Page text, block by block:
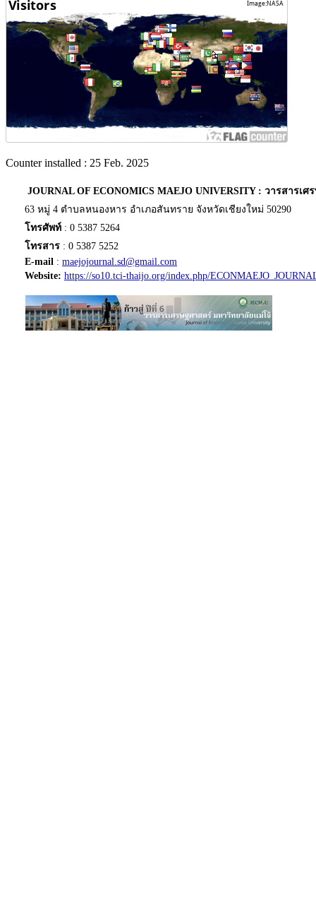
Counter installed : 25 Feb. 2025
JOURNAL OF ECONOMICS MAEJO UNIVERSITY : วารสารเศ
63 หมู่ 4 ตำบลหนองหาร อำเภอสันทราย จังหวัดเชียงใหม่ 50290
โทรศัพท์ : 0 5387 5264
โทรสาร : 0 5387 5252
E-mail : maejojournal.sd@gmail.com
Website: https://so10.tci-thaijo.org/index.php/